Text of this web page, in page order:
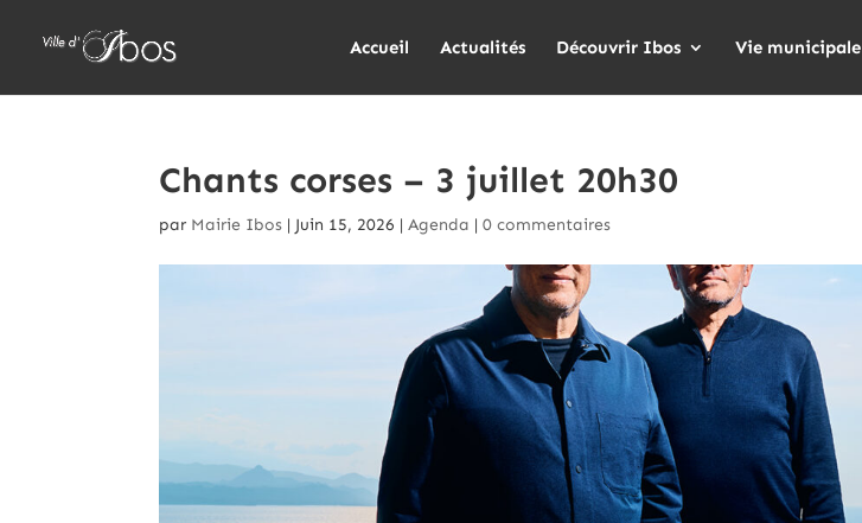
Accueil Actualités Découvrir Ibos Vie municipale
Chants corses – 3 juillet 20h30
par Mairie Ibos | Juin 15, 2026 |Agenda |0 commentaires